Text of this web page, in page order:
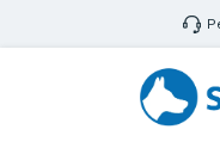
Zum Hauptinhalt springen